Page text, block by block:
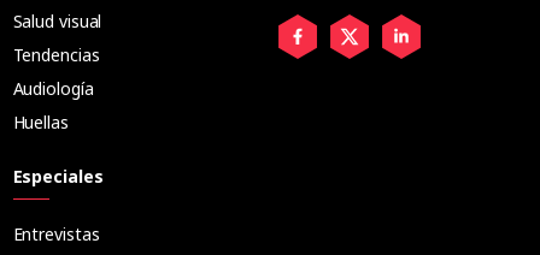
Salud visual
Tendencias
Audiología
Huellas
Especiales
Entrevistas